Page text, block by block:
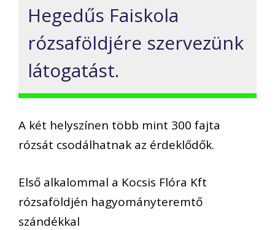
Hegedűs Faiskola
rózsaföldjére szervezünk
látogatást.
A két helyszínen több mint 300 fajta
rózsát csodálhatnak az érdeklődők.
Első alkalommal a Kocsis Flóra Kft
rózsaföldjén hagyományteremtő
szándékkal